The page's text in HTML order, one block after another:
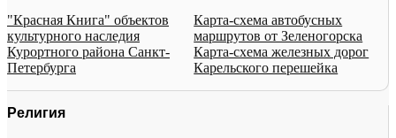
"Красная Книга" объектов
культурного наследия
Курортного района Санкт-
Петербурга
Карта-схема автобусных
маршрутов от Зеленогорска
Карта-схема железных дорог
Карельского перешейка
Религия